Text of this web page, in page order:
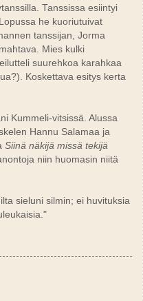
Tanssissa esiintyi
he kuoriutuivat
tanssijan, Jorma
Mies kulki
suurehkoa karahkaa
Koskettava esitys kerta
Kummeli-vitsissä. Alussa
Hannu Salamaa ja
Siinä näkijä missä tekijä
niin huomasin niitä
sieluni silmin; ei huvituksia